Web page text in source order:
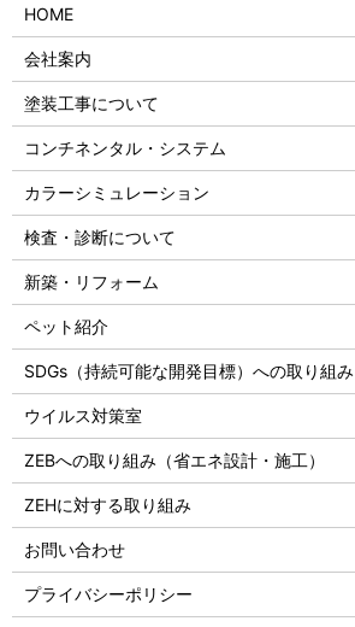
HOME
会社案内
塗装工事について
コンチネンタル・システム
カラーシミュレーション
検査・診断について
新築・リフォーム
ペット紹介
SDGs（持続可能な開発目標）への取り組み
ウイルス対策室
ZEBへの取り組み（省エネ設計・施工）
ZEHに対する取り組み
お問い合わせ
プライバシーポリシー